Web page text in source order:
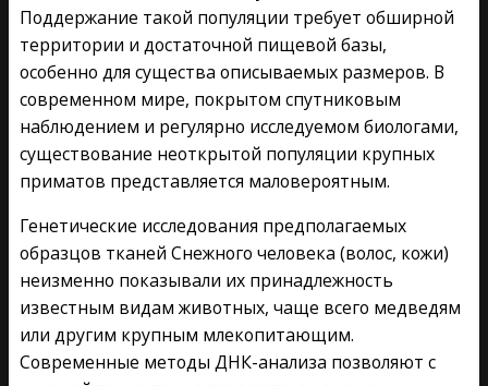
Поддержание такой популяции требует обширной
территории и достаточной пищевой базы,
особенно для существа описываемых размеров. В
современном мире, покрытом спутниковым
наблюдением и регулярно исследуемом биологами,
существование неоткрытой популяции крупных
приматов представляется маловероятным.
Генетические исследования предполагаемых
образцов тканей Снежного человека (волос, кожи)
неизменно показывали их принадлежность
известным видам животных, чаще всего медведям
или другим крупным млекопитающим.
Современные методы ДНК-анализа позволяют с